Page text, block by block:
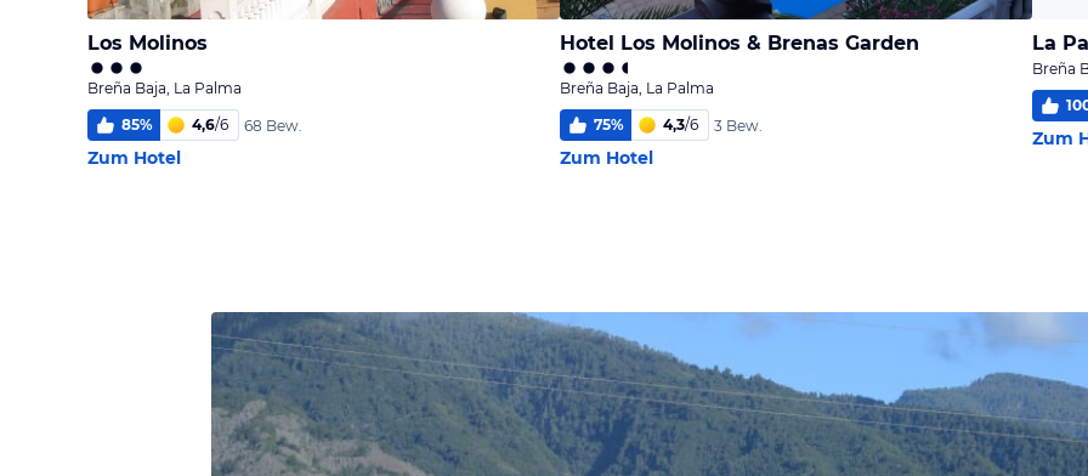
Los Molinos
Breña Baja, La Palma
85% 4,6/6 68 Bew.
Zum Hotel
Hotel Los Molinos & Brenas Garden
Breña Baja, La Palma
75% 4,3/6 3 Bew.
Zum Hotel
Breña
Zum